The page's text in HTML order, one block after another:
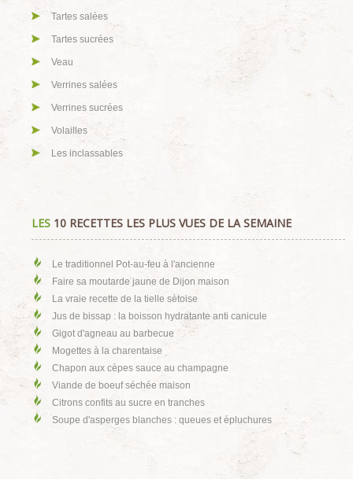
Tartes salées
Tartes sucrées
Veau
Verrines salées
Verrines sucrées
Volailles
Les inclassables
LES 10 RECETTES LES PLUS VUES DE LA SEMAINE
Le traditionnel Pot-au-feu à l'ancienne
Faire sa moutarde jaune de Dijon maison
La vraie recette de la tielle sètoise
Jus de bissap : la boisson hydratante anti canicule
Gigot d'agneau au barbecue
Mogettes à la charentaise
Chapon aux cèpes sauce au champagne
Viande de boeuf séchée maison
Citrons confits au sucre en tranches
Soupe d'asperges blanches : queues et épluchures